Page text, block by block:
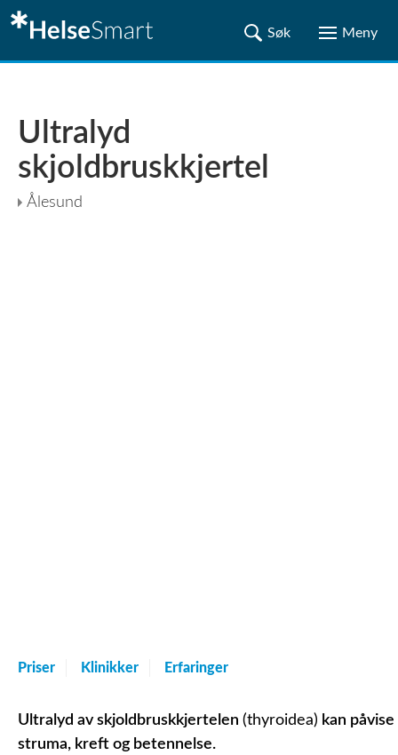
Ultralyd
skjoldbruskkjertel
Ålesund
Priser Klinikker Erfaringer
Ultralyd av skjoldbruskkjertelen (thyroidea) kan påvise
struma, kreft og betennelse.